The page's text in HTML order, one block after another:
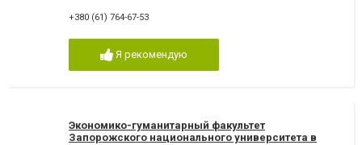
+380 (61) 764-67-53
Я рекомендую
Экономико-гуманитарный факультет
Запорожского национального университета в